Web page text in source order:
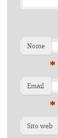
Nome
*
Email
*
Sito web